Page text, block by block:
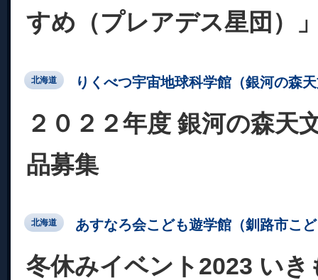
すめ（プレアデス星団）
北海道 りくべつ宇宙地球科学館（銀河の森
２０２２年度 銀河の森
品募集
北海道 あすなろ会こども遊学館（釧路市こ
冬休みイベント2023 い